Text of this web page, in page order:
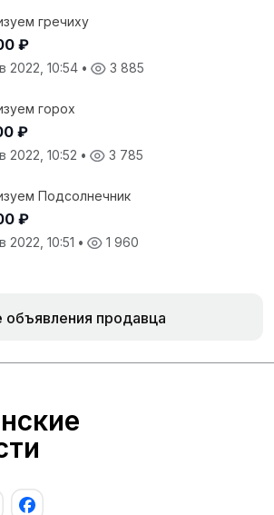
гречиху
₽
2022, 10:54 • 3 885
горох
₽
2022, 10:52 • 3 785
Подсолнечник
₽
2022, 10:51 • 1 960
объявления продавца